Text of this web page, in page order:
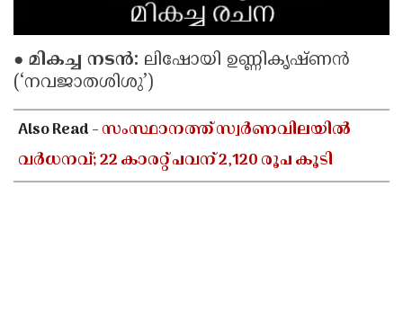
● മികച്ച നടൻ: ലിഷോയി ഉണ്ണികൃഷ്ണൻ
(‘നവജാതശിശു’)
Also Read -സംസ്ഥാനത്ത് സ്വർണവിലയിൽ
വർധനവ്; 22 കാരറ്റ് പവന് 2,120 രൂപ കൂടി